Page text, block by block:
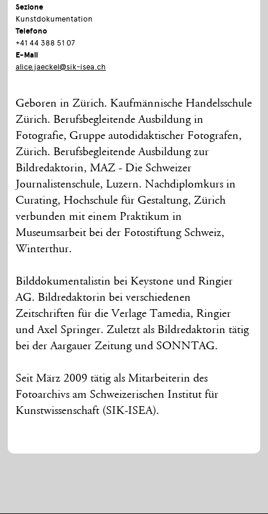
Sezione
Kunstdokumentation
Telefono
+41 44 388 51 07
E-Mail
alice.jaeckel@sik-isea.ch
Geboren in Zürich. Kaufmännische Handelsschule
Zürich. Berufsbegleitende Ausbildung in
Fotografie, Gruppe autodidaktischer Fotografen,
Zürich. Berufsbegleitende Ausbildung zur
Bildredaktorin, MAZ - Die Schweizer
Journalistenschule, Luzern. Nachdiplomkurs in
Curating, Hochschule für Gestaltung, Zürich
verbunden mit einem Praktikum in
Museumsarbeit bei der Fotostiftung Schweiz,
Winterthur.
Bilddokumentalistin bei Keystone und Ringier
AG. Bildredaktorin bei verschiedenen
Zeitschriften für die Verlage Tamedia, Ringier
und Axel Springer. Zuletzt als Bildredaktorin tätig
bei der Aargauer Zeitung und SONNTAG.
Seit März 2009 tätig als Mitarbeiterin des
Fotoarchivs am Schweizerischen Institut für
Kunstwissenschaft (SIK-ISEA).